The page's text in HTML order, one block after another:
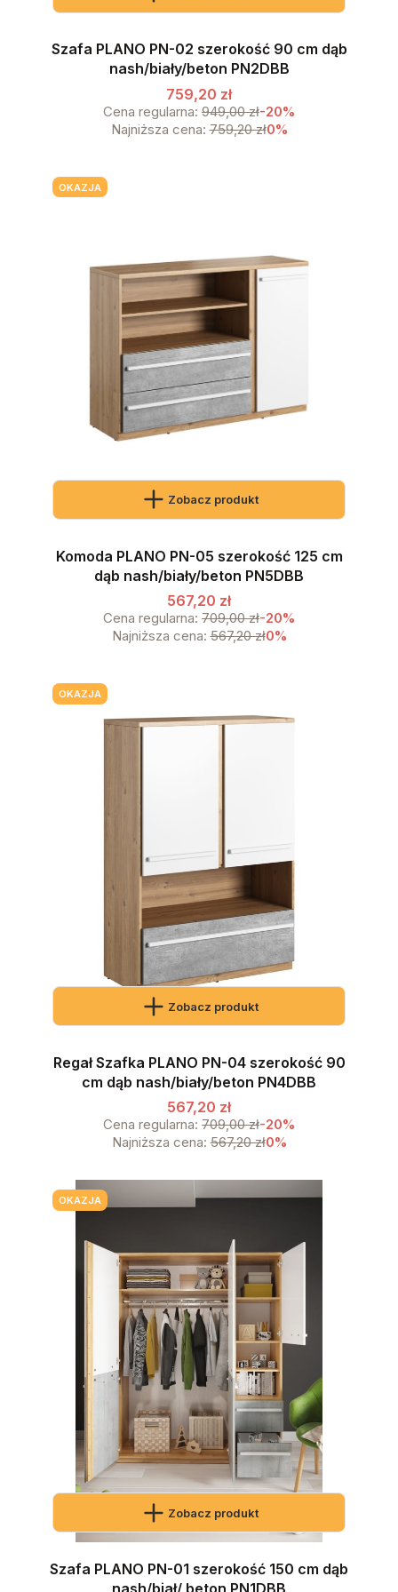
Szafa PLANO PN-02 szerokość 90 cm dąb
nash/biały/beton PN2DBB
759,20 zł
Cena regularna: 949,00 zł-20%
Najniższa cena: 759,20 zł0%
OKAZJA
Zobacz produkt
Komoda PLANO PN-05 szerokość 125 cm
dąb nash/biały/beton PN5DBB
567,20 zł
Cena regularna: 709,00 zł-20%
Najniższa cena: 567,20 zł0%
OKAZJA
Zobacz produkt
Regał Szafka PLANO PN-04 szerokość 90
cm dąb nash/biały/beton PN4DBB
567,20 zł
Cena regularna: 709,00 zł-20%
Najniższa cena: 567,20 zł0%
OKAZJA
Zobacz produkt
Szafa PLANO PN-01 szerokość 150 cm dąb
nash/biał/ beton PN1DBB